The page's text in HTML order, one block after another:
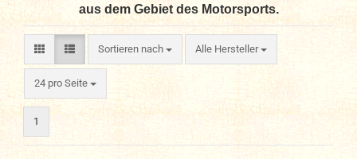
aus dem Gebiet des Motorsports.
Sortieren nach
Sortieren nach Alle Hersteller
24 pro Seite
pro Seite
1